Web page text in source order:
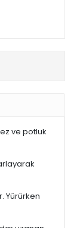
ve potluk
Yürürken